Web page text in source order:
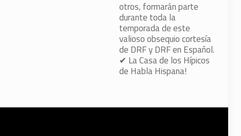
otros, formarán parte
durante toda la
temporada de este
valioso obsequio cortesía
de DRF y DRF en Español.
✔ La Casa de los Hípicos
de Habla Hispana!